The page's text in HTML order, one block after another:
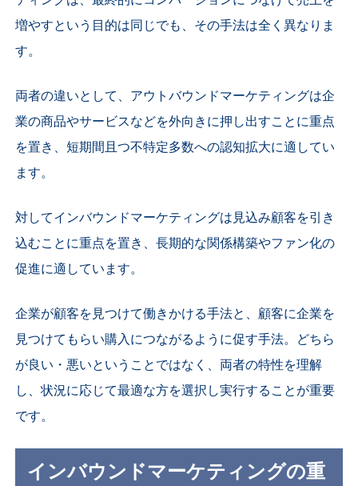
増やすという目的は同じでも、その手法は全く異なりま
す。
両者の違いとして、アウトバウンドマーケティングは企
業の商品やサービスなどを外向きに押し出すことに重点
を置き、短期間且つ不特定多数への認知拡大に適してい
ます。
対してインバウンドマーケティングは見込み顧客を引き
込むことに重点を置き、長期的な関係構築やファン化の
促進に適しています。
企業が顧客を見つけて働きかける手法と、顧客に企業を
見つけてもらい購入につながるように促す手法。どちら
が良い・悪いということではなく、 両者の特性を理解
し、状況に応じて最適な方を選択し実行することが重要
です。
インバウンドマーケティングの重